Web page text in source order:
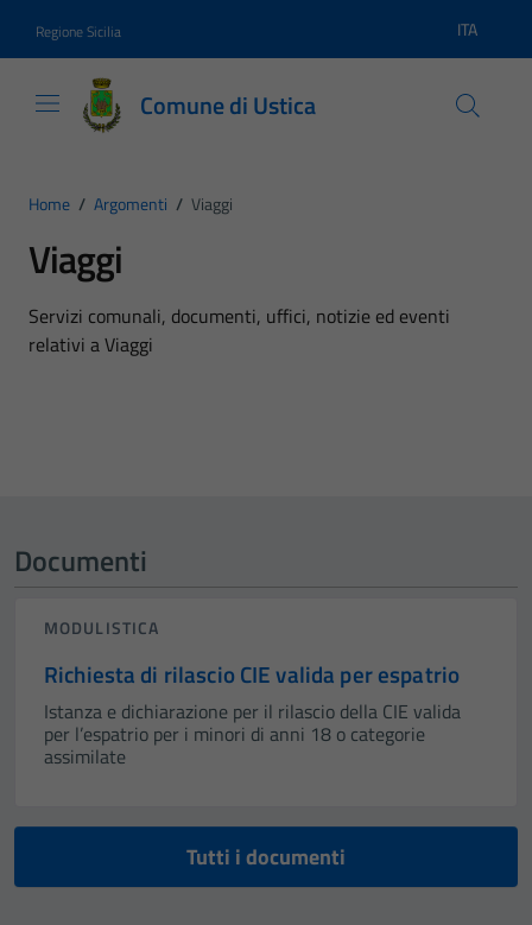
Regione Sicilia Lingua
ITA
Comune di Ustica
Home / Argomenti / Viaggi
Viaggi
Dettagli dell'argomento
Servizi comunali, documenti, uffici, notizie ed eventi
relativi a Viaggi
Documenti
MODULISTICA
Richiesta di rilascio CIE valida per espatrio
Istanza e dichiarazione per il rilascio della CIE valida
per l’espatrio per i minori di anni 18 o categorie
assimilate
Tutti i documenti